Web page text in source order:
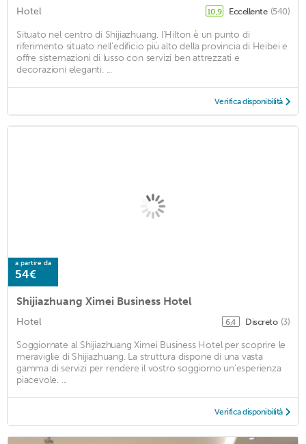
Hotel 10,9 Eccellente (540)
Situato nel centro di Shijiazhuang, l'Hilton è un punto di
riferimento situato nell'edificio più alto della provincia di Heibei e
offre sistemazioni di lusso con servizi ben attrezzati e
decorazioni eleganti. ...
Verifica disponibilità
a partire da
54€
Shijiazhuang Ximei Business Hotel
Hotel 6,4 Discreto (3)
Soggiornate al Shijiazhuang Ximei Business Hotel per scoprire le
meraviglie di Shijiazhuang. La struttura dispone di una vasta
gamma di servizi per rendere il vostro soggiorno un'esperienza
piacevole. ...
Verifica disponibilità